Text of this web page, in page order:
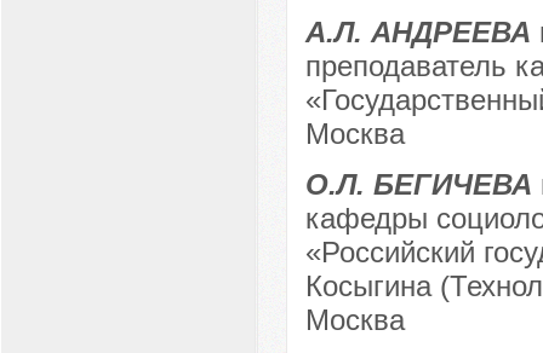
А.Л. АНДРЕЕВА
преподаватель
Москва
О.Л. БЕГИЧЕВА
кафедры
«Российский
Косыгина
Москва